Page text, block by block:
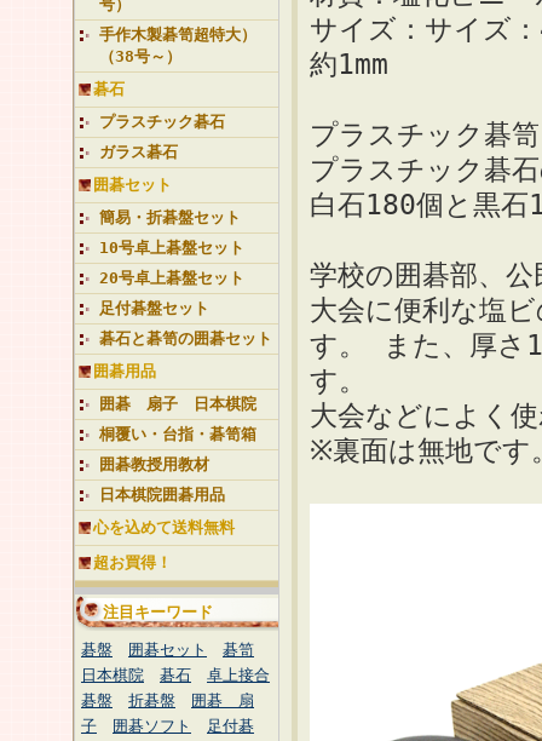
号）
手作木製碁笥超特大）
（38号～）
碁石
プラスチック碁石
ガラス碁石
囲碁セット
簡易・折碁盤セット
10号卓上碁盤セット
20号卓上碁盤セット
足付碁盤セット
碁石と碁笥の囲碁セット
囲碁用品
囲碁 扇子 日本棋院
桐覆い・台指・碁笥箱
囲碁教授用教材
日本棋院囲碁用品
心を込めて送料無料
超お買得！
注目キーワード
碁盤 囲碁セット
碁笥
日本棋院
碁石
卓上接合
碁盤
折碁盤
囲碁 扇
子
囲碁ソフト
足付碁
サイズ：サイズ
約1mm
プラスチック碁
プラスチック碁
白石180個と黒石
学校の囲碁部、
大会に便利な塩
す。 また、厚さ
す。
大会などによく
※裏面は無地です